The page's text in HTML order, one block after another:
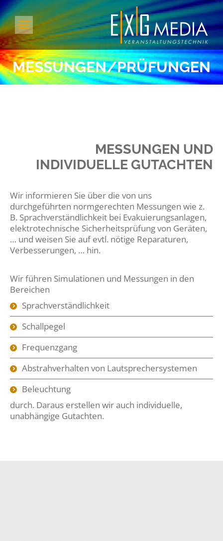
MESSUNGEN/PRÜFUNGEN
MESSUNGEN UND
INDIVIDUELLE GUTACHTEN
Wir informieren Sie über die von uns
durchgeführten normgerechten Messungen wie z.
B. Sprachverständlichkeit bei Evakuierungsanlagen,
elektrotechnische Sicherheitsprüfung von Geräten,
… und weisen Sie auf evtl. nötige Reparaturen,
Verbesserungen, … hin.
Wir führen Simulationen und Messungen in den
Bereichen
Sprachverständlichkeit
Schallpegel
Frequenzgang
Abstrahverhalten von Lautsprechersystemen
Beleuchtung
durch. Daraus erstellen wir auch individuelle,
unabhängige Gutachten.